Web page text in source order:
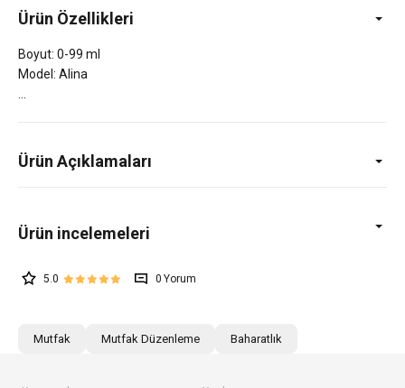
Ürün Özellikleri
Boyut: 0-99 ml
Model: Alina
Ürün Açıklamaları
5.0 0
Mutfak Mutfak Düzenleme Baharatlık